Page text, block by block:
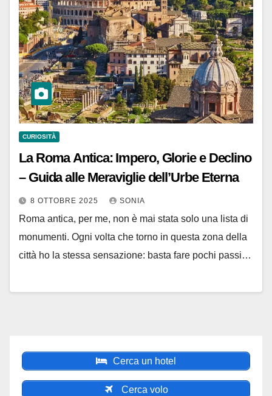
CURIOSITÀ
La Roma Antica: Impero, Glorie e Declino
– Guida alle Meraviglie dell’Urbe Eterna
8 OTTOBRE 2025 SONIA
Roma antica, per me, non è mai stata solo una lista di
monumenti. Ogni volta che torno in questa zona della
città ho la stessa sensazione: basta fare pochi passi…
Cerca un hotel
Cerca volo